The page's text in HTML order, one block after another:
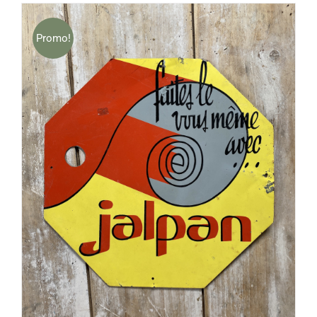
à
€85,00
Promo!
AJOUTER AU PANIER / DÉTAILS